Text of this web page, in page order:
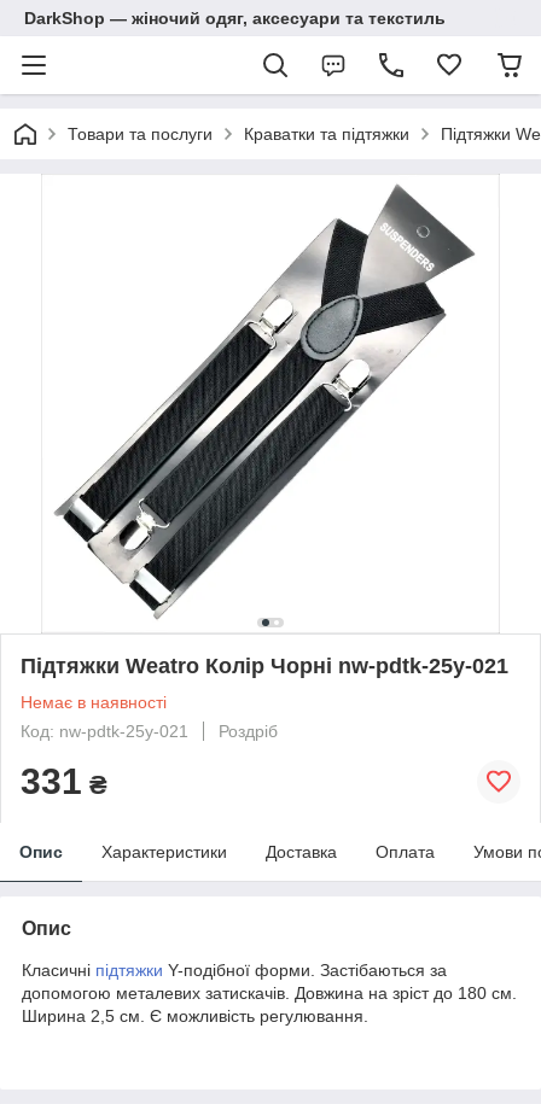
DarkShop — жіночий одяг, аксесуари та текстиль
Товари та послуги Краватки та підтяжки Підтяжки
Підтяжки Weatro Колір Чорні nw-pdtk-25y-021
Немає в наявності
Код: nw-pdtk-25y-021
Роздріб
331 ₴
Опис Характеристики Доставка Оплата Умови
Опис
Класичні підтяжки Y-подібної форми. Застібаються за
допомогою металевих затискачів. Довжина на зріст до 180 см.
Ширина 2,5 см. Є можливість регулювання.